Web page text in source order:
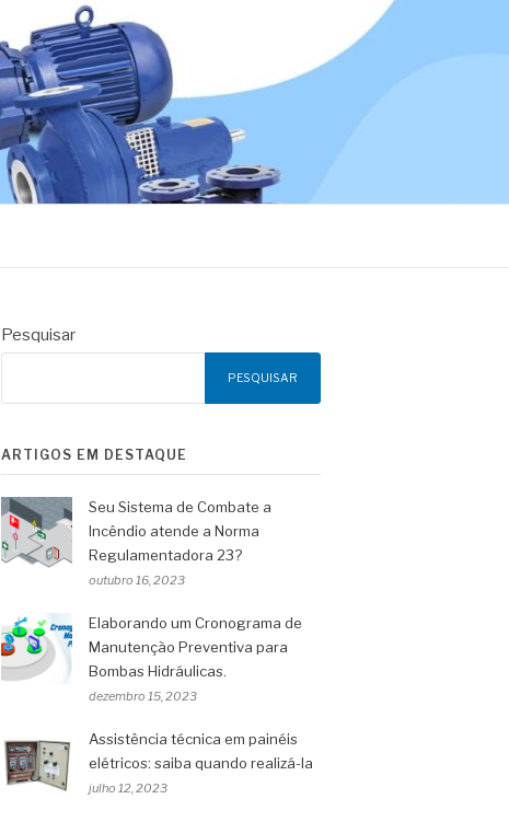
Pesquisar
PESQUISAR
ARTIGOS EM DESTAQUE
Seu Sistema de Combate a
Incêndio atende a Norma
Regulamentadora 23?
outubro 16, 2023
Elaborando um Cronograma de
Manutenção Preventiva para
Bombas Hidráulicas.
dezembro 15, 2023
Assistência técnica em painéis
elétricos: saiba quando realizá-la
julho 12, 2023